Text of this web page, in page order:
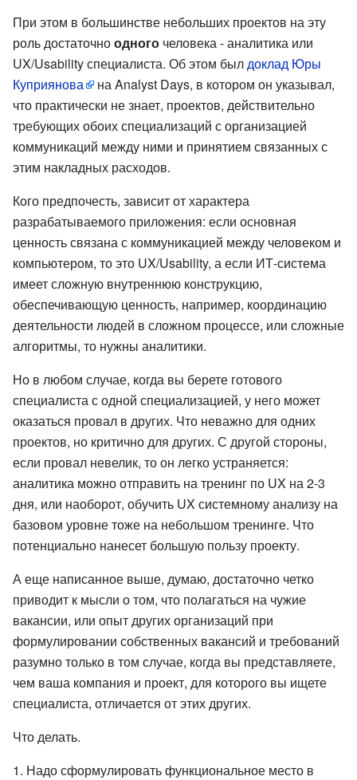
При этом в большинстве небольших проектов на эту
роль достаточноодного человека - аналитика или
UX/Usability специалиста. Об этом былдоклад Юры
Куприянова
на Analyst Days, в котором он указывал,
что практически не знает, проектов, действительно
требующих обоих специализаций с организацией
коммуникаций между ними и принятием связанных с
этим накладных расходов.
Кого предпочесть, зависит от характера
разрабатываемого приложения: если основная
ценность связана с коммуникацией между человеком и
компьютером, то это UX/Usability, а если ИТ-система
имеет сложную внутреннюю конструкцию,
обеспечивающую ценность, например, координацию
деятельности людей в сложном процессе, или сложные
алгоритмы, то нужны аналитики.
Но в любом случае, когда вы берете готового
специалиста с одной специализацией, у него может
оказаться провал в других. Что неважно для одних
проектов, но критично для других. С другой стороны,
если провал невелик, то он легко устраняется:
аналитика можно отправить на тренинг по UX на 2-3
дня, или наоборот, обучить UX системному анализу на
базовом уровне тоже на небольшом тренинге. Что
потенциально нанесет большую пользу проекту.
А еще написанное выше, думаю, достаточно четко
приводит к мысли о том, что полагаться на чужие
вакансии, или опыт других организаций при
формулировании собственных вакансий и требований
разумно только в том случае, когда вы представляете,
чем ваша компания и проект, для которого вы ищете
специалиста, отличается от этих других.
Что делать.
Надо сформулировать функциональное место в